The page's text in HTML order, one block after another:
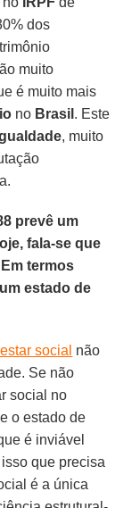
dos
muito
é muito mais
no Brasil . Este
, muito
prevê um
fala-se que
termos
estado de
social não
Se não
social no
o estado de
é inviável
que precisa
é a única